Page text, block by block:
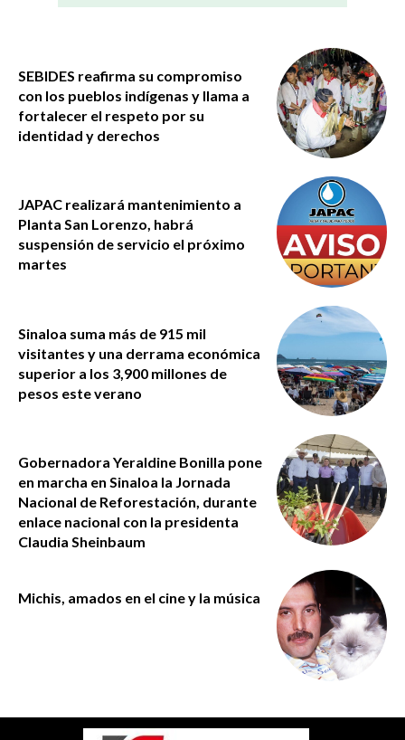
SEBIDES reafirma su compromiso
con los pueblos indígenas y llama a
fortalecer el respeto por su
identidad y derechos
JAPAC realizará mantenimiento a
Planta San Lorenzo, habrá
suspensión de servicio el próximo
martes
Sinaloa suma más de 915 mil
visitantes y una derrama económica
superior a los 3,900 millones de
pesos este verano
Gobernadora Yeraldine Bonilla pone
en marcha en Sinaloa la Jornada
Nacional de Reforestación, durante
enlace nacional con la presidenta
Claudia Sheinbaum
Michis, amados en el cine y la música